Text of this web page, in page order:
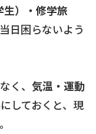
）・修学旅
日困らないよう
く、 気温・運動
にしておくと、現